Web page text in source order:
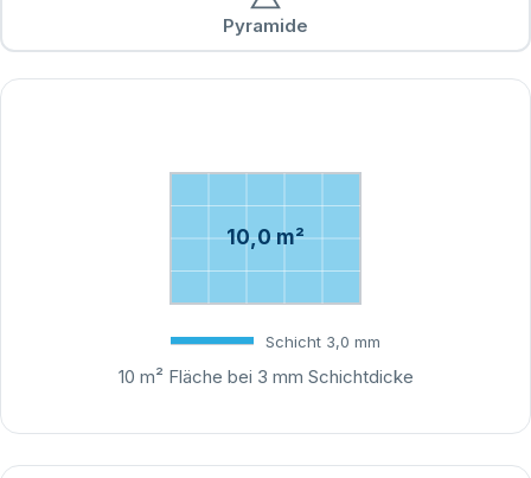
Pyramide
10,0 m²
Schicht 3,0 mm
10 m² Fläche bei 3 mm Schichtdicke